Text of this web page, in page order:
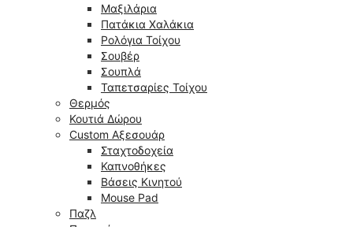
Μαξιλάρια
Πατάκια Χαλάκια
Ρολόγια Τοίχου
Σουβέρ
Σουπλά
Ταπετσαρίες Τοίχου
Θερμός
Κουτιά Δώρου
Custom Αξεσουάρ
Σταχτοδοχεία
Καπνοθήκες
Βάσεις Κινητού
Mouse Pad
Παζλ